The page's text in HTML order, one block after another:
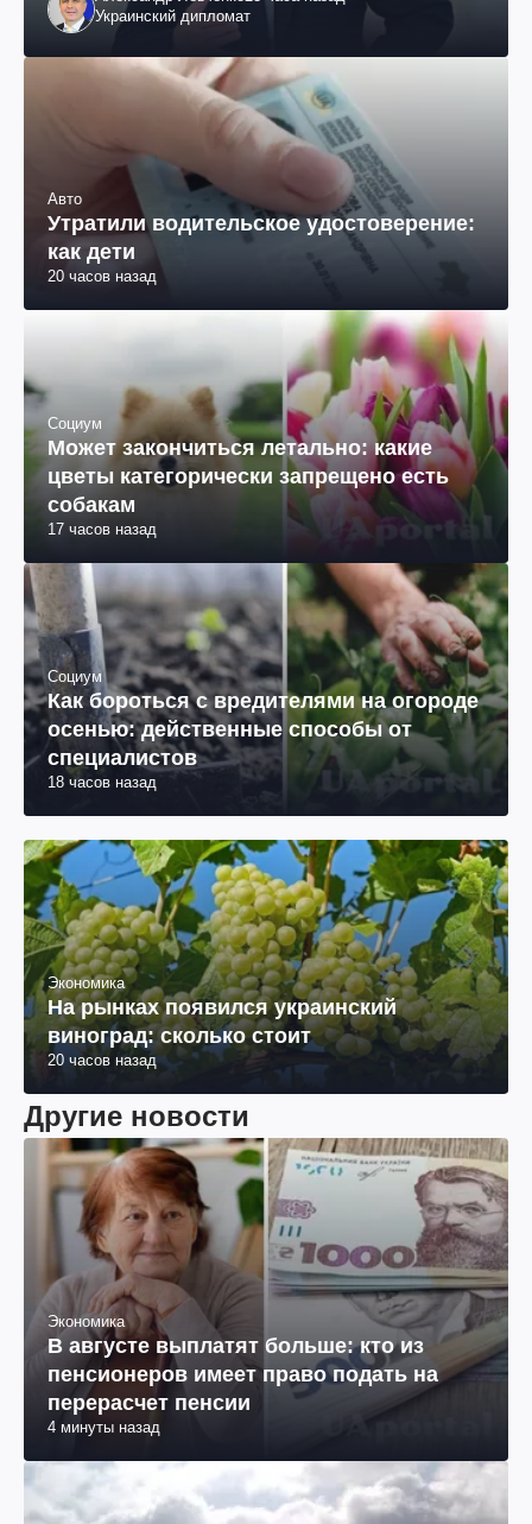
Украинский дипломат
Авто
Утратили водительское удостоверение:
как дети
20 часов назад
Социум
Может закончиться летально: какие
цветы категорически запрещено есть
собакам
17 часов назад
Социум
Как бороться с вредителями на огороде
осенью: действенные способы от
специалистов
18 часов назад
Экономика
На рынках появился украинский
виноград: сколько стоит
20 часов назад
Другие новости
Экономика
В августе выплатят больше: кто из
пенсионеров имеет право подать на
перерасчет пенсии
4 минуты назад